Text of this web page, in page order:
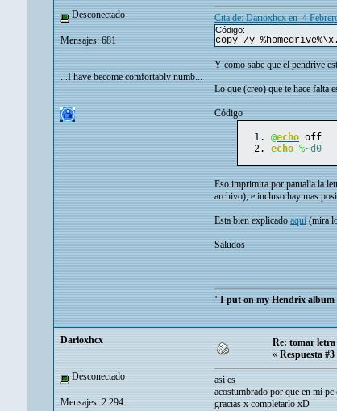
Desconectado
Mensajes: 681
...I have become comfortably numb...
Cita de: Darioxhcx en 4
Código:
copy /y
Y como sabe que el pendrive
Lo que (creo) que te hace falta
Código
@echo off
echo %~d0
Eso imprimira por pantalla la
archivo), e incluso hay mas
Esta bien explicadoaqui(mira
Saludos
"I put on my Hendrix album
Darioxhcx
Desconectado
Mensajes: 2.294
Re: tomar
« Respuesta #3
asi es
acostumbrado por que en mi pc
gracias x completarlo xD